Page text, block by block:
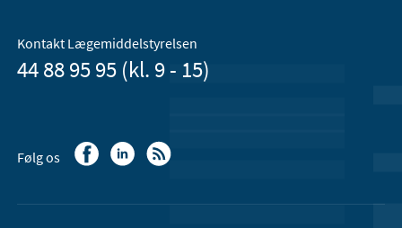
Kontakt Lægemiddelstyrelsen
44 88 95 95 (kl. 9 - 15)
Følg os